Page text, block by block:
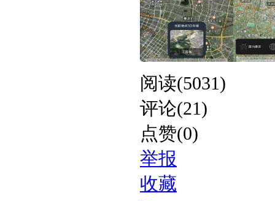
阅读(5031)
评论(21)
点赞(0)
举报
收藏